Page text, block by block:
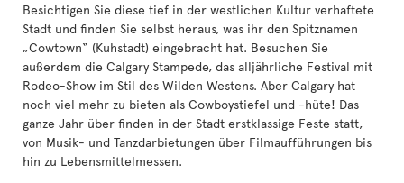
Besichtigen Sie diese tief in der westlichen Kultur verhaftete
Stadt und finden Sie selbst heraus, was ihr den Spitznamen
„Cowtown“ (Kuhstadt) eingebracht hat. Besuchen Sie
außerdem die Calgary Stampede, das alljährliche Festival mit
Rodeo-Show im Stil des Wilden Westens. Aber Calgary hat
noch viel mehr zu bieten als Cowboystiefel und -hüte! Das
ganze Jahr über finden in der Stadt erstklassige Feste statt,
von Musik- und Tanzdarbietungen über Filmaufführungen bis
hin zu Lebensmittelmessen.